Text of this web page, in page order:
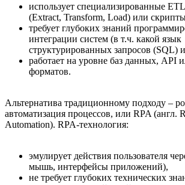
использует специализированные
(Extract, Transform, Load) или
требует глубоких знаний
интеграции систем (в т.ч. какой язык
структурированных запросов (SQL)
работает на уровне баз данных, API
форматов.
Альтернатива традиционному подходу –
автоматизация процессов, или RPA (англ.
Automation). RPA-технология:
эмулирует действия пользователя
мышь, интерфейсы приложений),
не требует глубоких технических